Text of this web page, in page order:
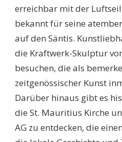
erreichbar mit der
bekannt für seine
auf den Säntis.
die Kraftwerk-Skulptur
besuchen, die als
zeitgenössischer Kunst
Darüber hinaus gibt es
die St. Mauritius Kirche
AG zu entdecken, die